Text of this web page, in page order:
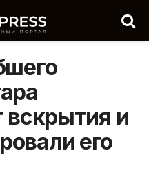
вскрытия и
его